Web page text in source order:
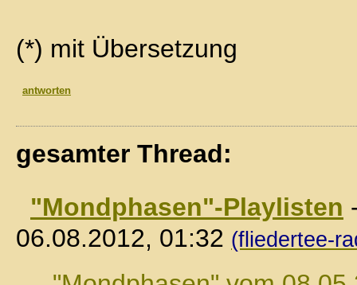
(*) mit Übersetzung
antworten
gesamter Thread:
"Mondphasen"-Playlisten
06.08.2012, 01:32 (fliedertee-